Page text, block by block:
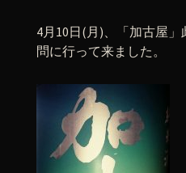
4月10日(月)、「加古屋
問に行って来ました。